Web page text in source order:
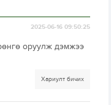
2025-06-16 09:50:25
оруулж дэмжээ
Хариулт бичих